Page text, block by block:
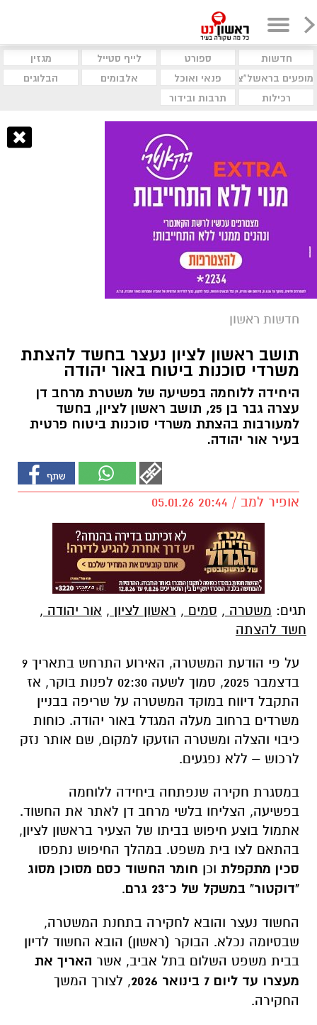
חדשות ספורט לייף סטייל
מגזין
מופעים בראשל"צ
פנאי ואוכל אלבומים
הבלוגים
רכילות
תרבות ובידור
חדשות ראשון
תושב ראשון לציון נעצר בחשד להצתת
משרדי סוכנות ביטוח באור יהודה
היחידה ללוחמה בפשיעה של משטרת מרחב דן
עצרה גבר בן 25, תושב ראשון לציון, בחשד
למעורבות בהצתת משרדי סוכנות ביטוח פרטית
בעיר אור יהודה.
אופיר למב / 20:44 05.01.26
תגים: משטרה , סמים , ראשון לציון , אור יהודה ,
חשד להצתה
על פי הודעת המשטרה, האירוע התרחש בתאריך 9
בדצמבר 2025, סמוך לשעה 02:30 לפנות בוקר, אז
התקבל דיווח במוקד המשטרה על שריפה בבניין
משרדים ברחוב מעלה המגדל באור יהודה. כוחות
כיבוי והצלה ומשטרה הוזעקו למקום, שם אותר נזק
לרכוש – ללא נפגעים.
במסגרת חקירה שנפתחה ביחידה ללוחמה
בפשיעה, הצליחו בלשי מרחב דן לאתר את החשוד.
אתמול בוצע חיפוש בביתו של הצעיר בראשון לציון,
בהתאם לצו בית משפט. במהלך החיפוש נתפסו
סכין מתקפלת וכן חומר החשוד כסם מסוכן מסוג
"דוקטור" במשקל של כ־23 גרם
.
החשוד נעצר והובא לחקירה בתחנת המשטרה,
שבסיומה נכלא. הבוקר (ראשון) הובא החשוד לדיון
בבית משפט השלום בתל אביב, אשר האריך את
מעצרו עד ליום 7 בינואר 2026
, לצורך המשך
החקירה.